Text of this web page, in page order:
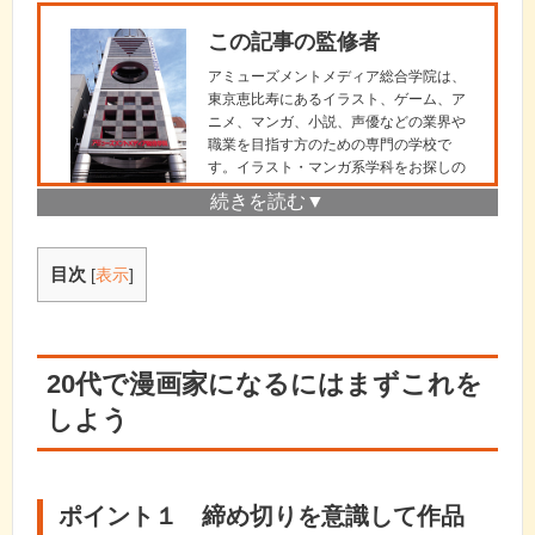
この記事の監修者
アミューズメントメディア総合学院は、
東京恵比寿にあるイラスト、ゲーム、ア
ニメ、マンガ、小説、声優などの業界や
職業を目指す方のための専門の学校で
す。イラスト・マンガ系学科をお探しの
方はこちら。
１年次は基礎画力の徹底と、応用した表
目次 [表示]
20代で漫画家になるにはまずこれを
しよう
ポイント１ 締め切りを意識して作品